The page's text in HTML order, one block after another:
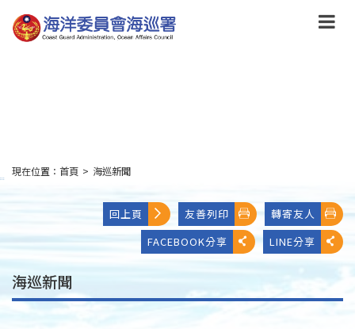
到
主
:::
現在位置： 首頁 > 海巡新聞
回上頁 友善列印
轉寄友人
FACEBOOK分享
LINE分享
海巡新聞